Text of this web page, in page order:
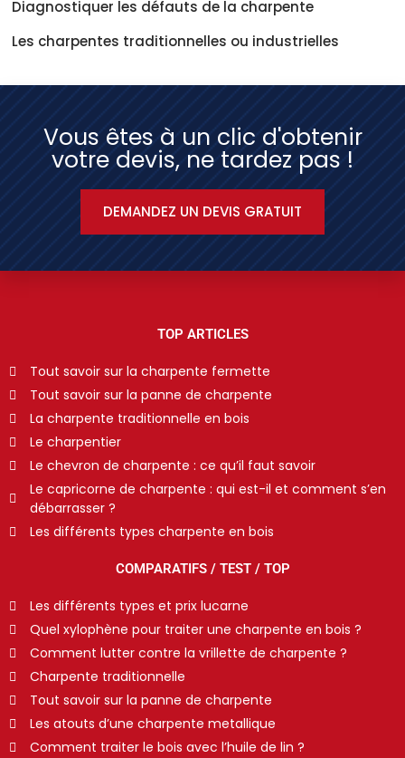
Diagnostiquer les défauts de la charpente
Les charpentes traditionnelles ou industrielles
Vous êtes à un clic d'obtenir
votre devis, ne tardez pas !
DEMANDEZ UN DEVIS GRATUIT
TOP ARTICLES
Tout savoir sur la charpente fermette
Tout savoir sur la panne de charpente
La charpente traditionnelle en bois
Le charpentier
Le chevron de charpente : ce qu’il faut savoir
Le capricorne de charpente : qui est-il et comment s’en
débarrasser ?
Les différents types charpente en bois
COMPARATIFS / TEST / TOP
Les différents types et prix lucarne
Quel xylophène pour traiter une charpente en bois ?
Comment lutter contre la vrillette de charpente ?
Charpente traditionnelle
Tout savoir sur la panne de charpente
Les atouts d’une charpente metallique
Comment traiter le bois avec l’huile de lin ?